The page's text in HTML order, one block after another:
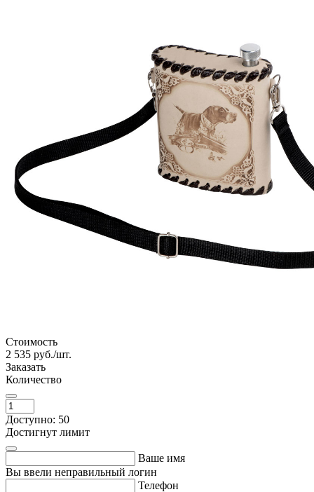
Стоимость
2 535 руб./шт.
Заказать
Количество
Доступно: 50
Достигнут лимит
Ваше имя
Вы ввели неправильный логин
Телефон